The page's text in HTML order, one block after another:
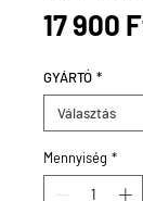
17 900
GYÁRTÓ *
Mennyiség *